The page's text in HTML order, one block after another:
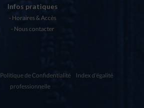
Infos pratiques
Horaires & Accès
Nous contacter
Politique de Confidentialité
Index d'égalité
professionnelle